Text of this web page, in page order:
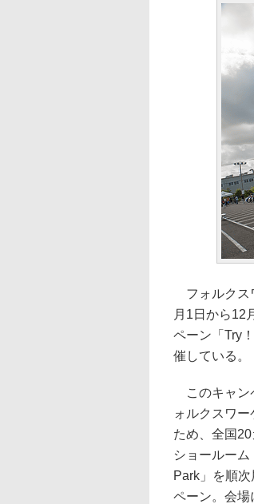
フォルクス
月1日から12
ペーン「Try
催している。
このキャン
ォルクスワ
ため、全国
ショールー
Park」を順次
ペーン。会場